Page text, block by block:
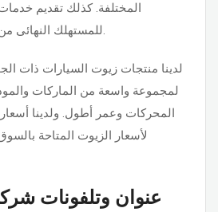
المختلفة. كذلك تقديم خدمات
للمستهلك النهائى من منتجات ولفر الألمانية.
لدينا منتجات زيوت السيارات ذات
لمجموعة واسعة من الماركات
المحركات وعمر أطول. ولدينا
لأسعار الزيوت المتاحة
عنوان وتلفونات